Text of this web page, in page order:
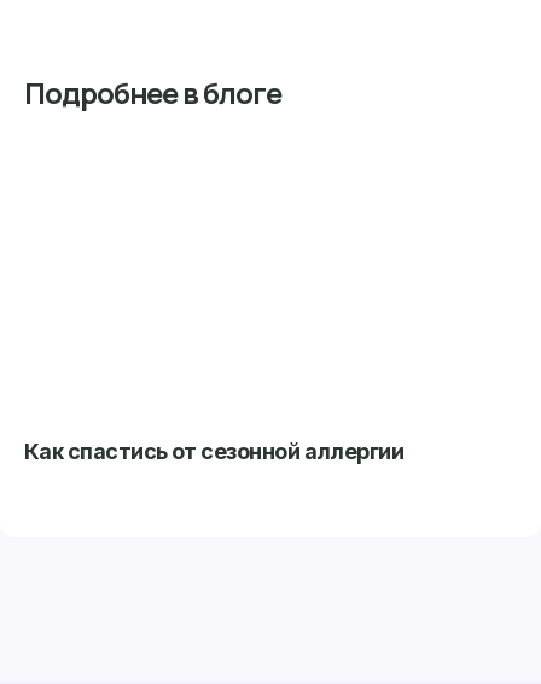
Подробнее в блоге
Как спастись от сезонной аллергии